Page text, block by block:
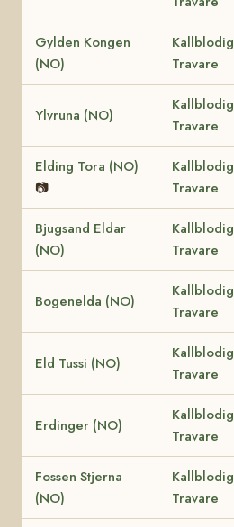
Gylden Kongen
(NO)
Kallblodig
Travare
Ylvruna (NO)
Kallblodig
Travare
Elding Tora (NO)
📷
Kallblodig
Travare
Bjugsand Eldar
(NO)
Kallblodig
Travare
Bogenelda (NO)
Kallblodig
Travare
Eld Tussi (NO)
Kallblodig
Travare
Erdinger (NO)
Kallblodig
Travare
Fossen Stjerna
(NO)
Kallblodig
Travare